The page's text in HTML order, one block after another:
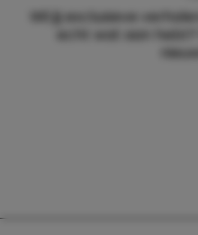
Wil jij exclusieve
echt wat aan